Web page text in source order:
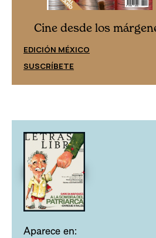
Cine desde los
EDICIÓN MÉXICO
SUSCRÍBETE
Aparece en: